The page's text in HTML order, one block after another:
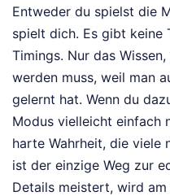
Entweder du spielst die
spielt dich. Es gibt keine
Timings. Nur das
werden muss, weil man
gelernt hat. Wenn du
Modus vielleicht einfach
harte Wahrheit, die viele
ist der einzige Weg zur
Details meistert, wird